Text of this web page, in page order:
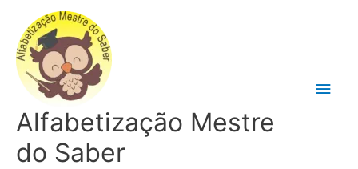
conteúdo
Alfabetização Mestre
do Saber